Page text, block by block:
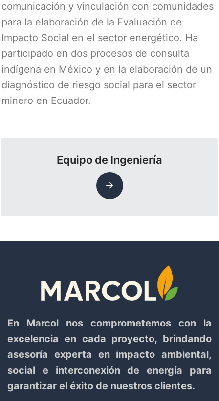
comunicación y vinculación con comunidades
para la elaboración de la Evaluación de
Impacto Social en el sector energético. Ha
participado en dos procesos de consulta
indígena en México y en la elaboración de un
diagnóstico de riesgo social para el sector
minero en Ecuador.
Equipo de Ingeniería
En Marcol nos comprometemos con la
excelencia en cada proyecto, brindando
asesoría experta en impacto ambiental,
social e interconexión de energía para
garantizar el éxito de nuestros clientes.